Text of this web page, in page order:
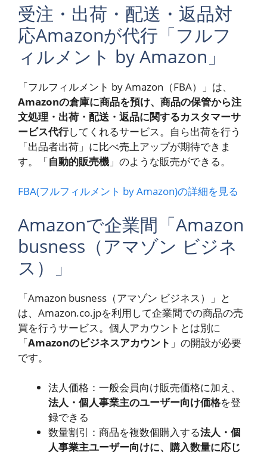
受注・出荷・配送・返品対
応Amazonが代行「フルフ
ィルメント by Amazon」
「フルフィルメント by Amazon（FBA）」は、
Amazonの倉庫に商品を預け、商品の保管から注
文処理・出荷・配送・返品に関するカスタマーサ
ービス代行してくれるサービス。自ら出荷を行う
「出品者出荷」に比べ売上アップが期待できま
す。「自動的販売機 」のような販売ができる。
FBA(フルフィルメント by Amazon)の詳細を見る
Amazonで企業間「Amazon
busness（アマゾン ビジネ
ス）」
「Amazon busness（アマゾン ビジネス）」と
は、Amazon.co.jpを利用して企業間での商品の売
買を行うサービス。個人アカウントとは別に
「Amazonのビジネスアカウント 」の開設が必要
です。
法人価格：一般会員向け販売価格に加え、
法人・個人事業主のユーザー向け価格を登
録できる
数量割引：商品を複数個購入する法人・個
人事業主ユーザー向けに、購入数量に応じ